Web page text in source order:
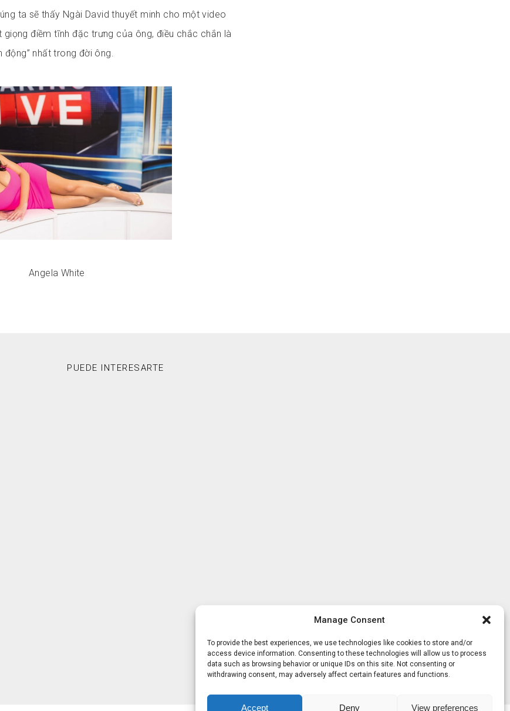
Manage Consent
To provide the best experiences, we use technologies like cookies to store and/or
access device information. Consenting to these technologies will allow us to process
data such as browsing behavior or unique IDs on this site. Not consenting or
withdrawing consent, may adversely affect certain features and functions.
Accept Deny View preferences
ta sẽ thấy Ngài David thuyết minh cho một video
giọng điềm tĩnh đặc trưng của ông, điều chắc chắn là
động” nhất trong đời ông.
Angela White
PUEDE INTERESARTE